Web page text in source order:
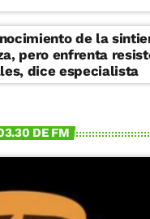
de la
pero enfrenta
dice especialista
DE FM